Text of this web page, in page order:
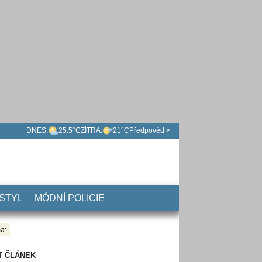
DNES: 25.5°CZÍTRA: 21°C Předpověd >
MÓDNÍ POLICIE
ČLÁNEK